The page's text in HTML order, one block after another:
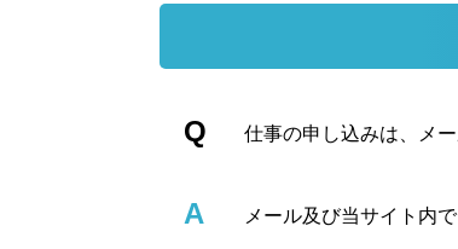
仕事の申し込みは、メ
メール及び当サイト内